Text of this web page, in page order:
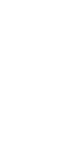
Delarco
horas
‘The New
ya habían